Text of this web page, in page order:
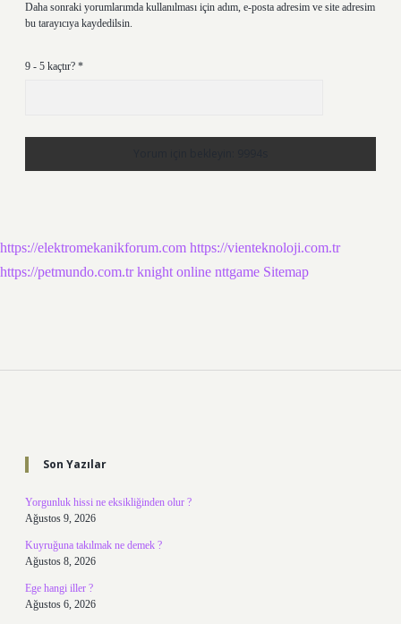
Daha sonraki yorumlarımda kullanılması için adım, e-posta adresim ve site adresim
bu tarayıcıya kaydedilsin.
9 - 5 kaçtır? *
https://elektromekanikforum.com https://vienteknoloji.com.tr
https://petmundo.com.tr knight online nttgame Sitemap
Son Yazılar
Yorgunluk hissi ne eksikliğinden olur ?
Ağustos 9, 2026
Kuyruğuna takılmak ne demek ?
Ağustos 8, 2026
Ege hangi iller ?
Ağustos 6, 2026